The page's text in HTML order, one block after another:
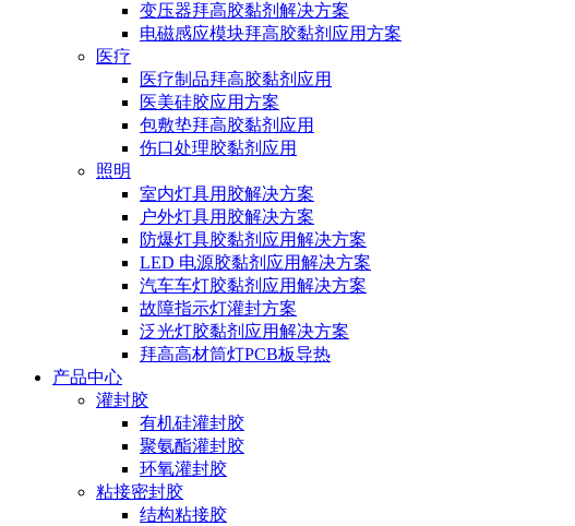
变压器拜高胶黏剂解决方案
电磁感应模块拜高胶黏剂应用方案
医疗
医疗制品拜高胶黏剂应用
医美硅胶应用方案
包敷垫拜高胶黏剂应用
伤口处理胶黏剂应用
照明
室内灯具用胶解决方案
户外灯具用胶解决方案
防爆灯具胶黏剂应用解决方案
LED 电源胶黏剂应用解决方案
汽车车灯胶黏剂应用解决方案
故障指示灯灌封方案
泛光灯胶黏剂应用解决方案
拜高高材筒灯PCB板导热
产品中心
灌封胶
有机硅灌封胶
聚氨酯灌封胶
环氧灌封胶
粘接密封胶
结构粘接胶